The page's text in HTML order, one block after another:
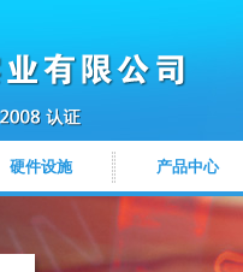
硬件设施 产品中心